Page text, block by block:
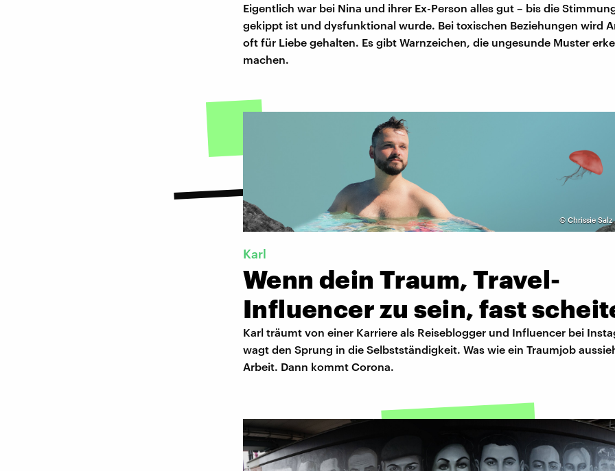
Eigentlich war bei Nina und ihrer Ex-Person alles gut – bis die
gekippt ist und dysfunktional wurde. Bei toxischen Beziehungen wird
oft für Liebe gehalten. Es gibt Warnzeichen, die ungesunde Muster
machen.
© Chrissie Salz
Karl
Wenn dein Traum, Travel-
Influencer zu sein, fast
Karl träumt von einer Karriere als Reiseblogger und Influencer bei
wagt den Sprung in die Selbstständigkeit. Was wie ein Traumjob
Arbeit. Dann kommt Corona.